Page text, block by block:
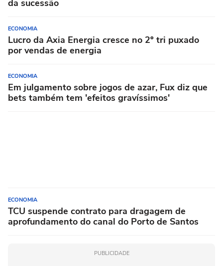
da sucessão
ECONOMIA
Lucro da Axia Energia cresce no 2º tri puxado
por vendas de energia
ECONOMIA
Em julgamento sobre jogos de azar, Fux diz que
bets também tem 'efeitos gravíssimos'
ECONOMIA
TCU suspende contrato para dragagem de
aprofundamento do canal do Porto de Santos
PUBLICIDADE